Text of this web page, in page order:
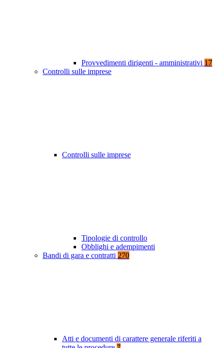
Provvedimenti dirigenti - amministrativi 17
Controlli sulle imprese
Controlli sulle imprese
Tipologie di controllo
Obblighi e adempimenti
Bandi di gara e contratti 270
Atti e documenti di carattere generale riferiti a